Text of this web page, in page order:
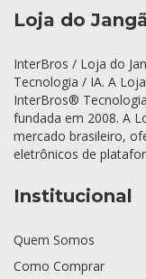
Loja do
InterBros / Loja do
Tecnologia / IA. A
InterBros®
fundada em 2008. A
mercado brasileiro,
eletrônicos de
Institucional
Quem Somos
Como Comprar